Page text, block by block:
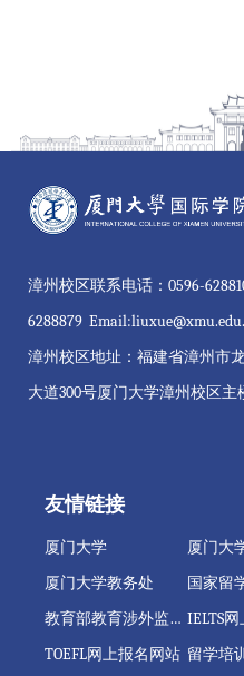
漳州校区联系电话：0596-
6288879
漳州校区地址：福建省漳州市
大道300号厦门大学漳州校区主
友情链接
厦门大学 厦门大
厦门大学教务处
教育部教育涉外监管信息网 IELTS
TOEFL网上报名网站